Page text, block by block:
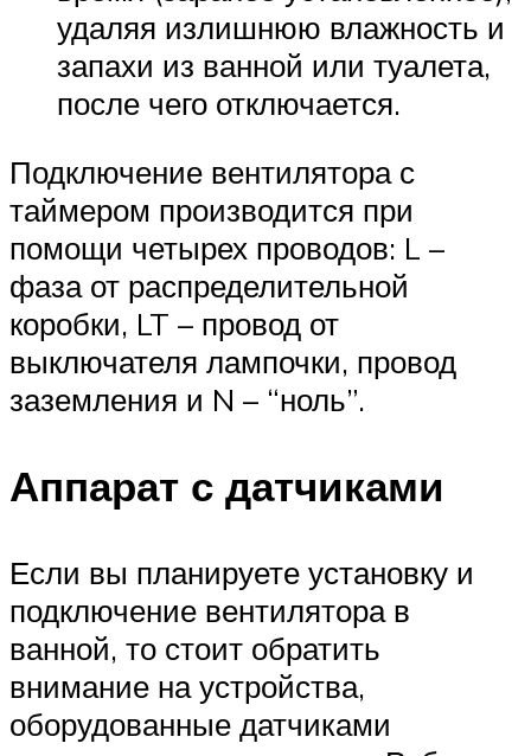
удаляя излишнюю влажность и
запахи из ванной или туалета,
после чего отключается.
Подключение вентилятора с
таймером производится при
помощи четырех проводов: L –
фаза от распределительной
коробки, LT – провод от
выключателя лампочки, провод
заземления и N – “ноль”.
Аппарат с датчиками
Если вы планируете установку и
подключение вентилятора в
ванной, то стоит обратить
внимание на устройства,
оборудованные датчиками